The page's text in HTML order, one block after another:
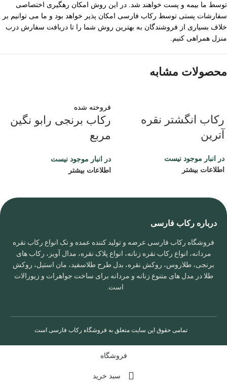
توسط ما بیمه و پست خواهند شد. در این روش امکان رهگیری اختصاصی
سفارشات پستی توسط رکاب فارسی امکان پذیر خواهد بود و ما می توانیم بر
خلاف بسیاری از فروشندگان به بهترین روش شما را تا دریافت سفارش درب
منزل همراهی کنیم.
محصولات مشابه
رکاب انگشتر نقره
آترین
در انبار موجود نیست
اطلاعات بیشتر
فروخته شده
رکاب برنجی رابو نگین
مربع
در انبار موجود نیست
اطلاعات بیشتر
درباره رکاب فارسی
فروشگاه رکاب فارسی عرضه و تولید کننده عمده و تک انواع رکاب نقره
مردانه، انواع رکاب نقره زنانه، انواع پلاک نقره، مدال آویز، رکاب های
برنجی، طلاروس، روکش نقره، بدل طرح طلاسفید، مان استیل، روکش
طلا در مدل های متنوع زنانه و مردانه برای ساخت جواهرات و زیورالات
است.
تمامی حقوق این سایت متعلق به فروشگاه رکاب فارسی است
فروشگاه
سبد خرید